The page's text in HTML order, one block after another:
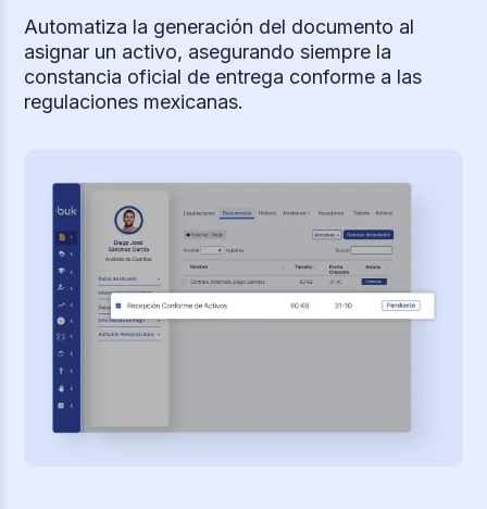
Automatiza la generación del documento al
asignar un activo, asegurando siempre la
constancia oficial de entrega conforme a las
regulaciones mexicanas.